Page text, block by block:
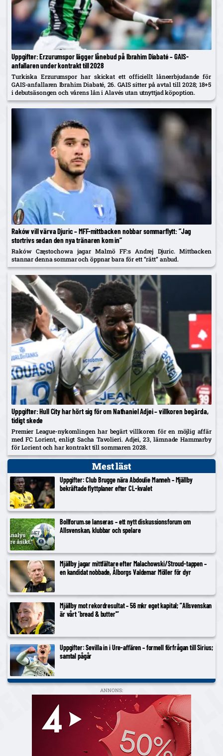
Uppgifter: Erzurumspor lägger lånebud på Ibrahim Diabaté – GAIS-
anfallaren under kontrakt till 2028
Turkiska Erzurumspor har skickat ett officiellt låneerbjudande för
GAIS-anfallaren Ibrahim Diabaté, 26. GAIS sitter på avtal till 2028; 18+5
i debutsäsongen och vårens lån i Alavés utan utnyttjad köpoption.
Raków vill värva Djuric – MFF-mittbacken nobbar sommarflytt: ”Jag
stortrivs sedan den nya tränaren kom in”
Raków Częstochowa jagar Malmö FF:s Andrej Djuric. Mittbacken
stannar denna sommar och öppnar bara för ett ”rätt” anbud.
Uppgifter: Hull City har hört sig för om Nathaniel Adjei – villkoren begärda,
tidigt skede
Premier League-nykomlingen har begärt villkoren för en möjlig affär
med FC Lorient, enligt Sacha Tavolieri. Adjei, 23, lämnade Hammarby
för Lorient och har kontrakt till sommaren 2028.
Mest läst
Uppgifter: Club Brugge nära Abdoulie Manneh – Mjällby
bekräftade flyttplaner efter CL-kvalet
Bollforum.se lanseras – ett nytt diskussionsforum om
Allsvenskan, klubbar och spelare
Mjällby jagar mittfältare efter Malachowski/Stroud-tappen –
en kandidat nobbade, Ålborgs Valdemar Möller för dyr
Mjällby mot rekordresultat – 56 mkr eget kapital; ”Allsvenskan
är vårt ’bread & butter'”
Uppgifter: Sevilla in i Ure-affären – formell förfrågan till Sirius;
samtal pågår
ANNONS: